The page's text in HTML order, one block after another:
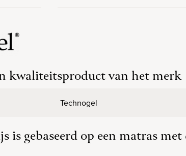
kwaliteitsproduct van het merk
Technogel
is gebaseerd op een matras